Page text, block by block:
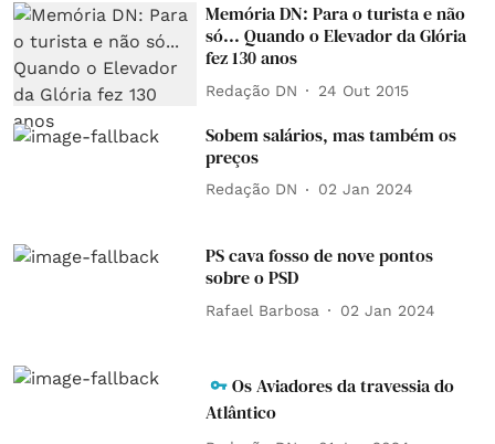
Memória DN: Para o turista e não
só... Quando o Elevador da Glória
fez 130 anos
Redação DN 24 Out 2015
Sobem salários, mas também os
preços
Redação DN 02 Jan 2024
PS cava fosso de nove pontos
sobre o PSD
Rafael Barbosa 02 Jan 2024
Os Aviadores da travessia do
Atlântico